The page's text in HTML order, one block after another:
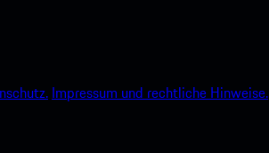
Impressum und rechtliche Hinweise.